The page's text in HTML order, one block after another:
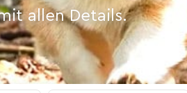
allen Details.